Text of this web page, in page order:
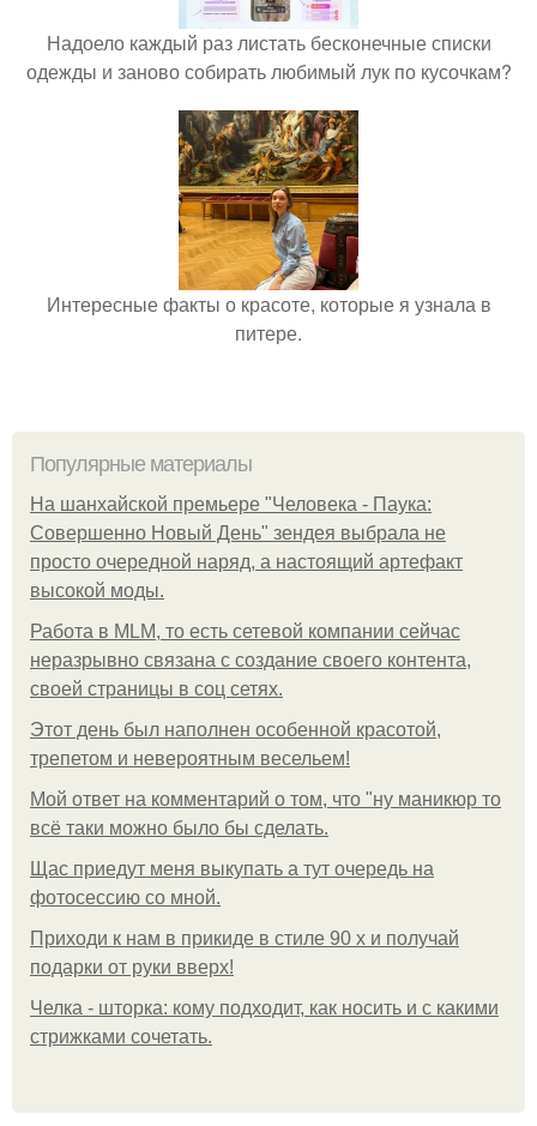
Надоело каждый раз листать бесконечные списки
одежды и заново собирать любимый лук по кусочкам?
Интересные факты о красоте, которые я узнала в
питере.
Популярные материалы
На шанхайской премьере "Человека - Паука:
Совершенно Новый День" зендея выбрала не
просто очередной наряд, а настоящий артефакт
высокой моды.
Работа в MLM, то есть сетевой компании сейчас
неразрывно связана с создание своего контента,
своей страницы в соц сетях.
Этот день был наполнен особенной красотой,
трепетом и невероятным весельем!
Мой ответ на комментарий о том, что "ну маникюр то
всё таки можно было бы сделать.
Щас приедут меня выкупать а тут очередь на
фотосессию со мной.
Приходи к нам в прикиде в стиле 90 х и получай
подарки от руки вверх!
Челка - шторка: кому подходит, как носить и с какими
стрижками сочетать.